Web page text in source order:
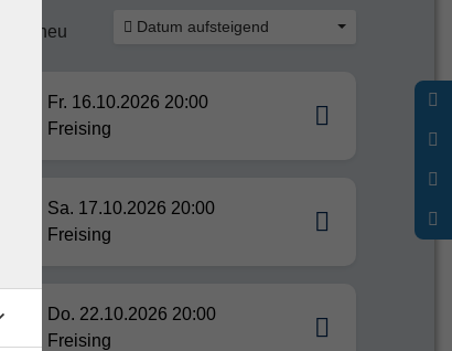
neu Datum aufsteigend
Fr. 16.10.2026 20:00
Freising
Sa. 17.10.2026 20:00
Freising
Do. 22.10.2026 20:00
Freising